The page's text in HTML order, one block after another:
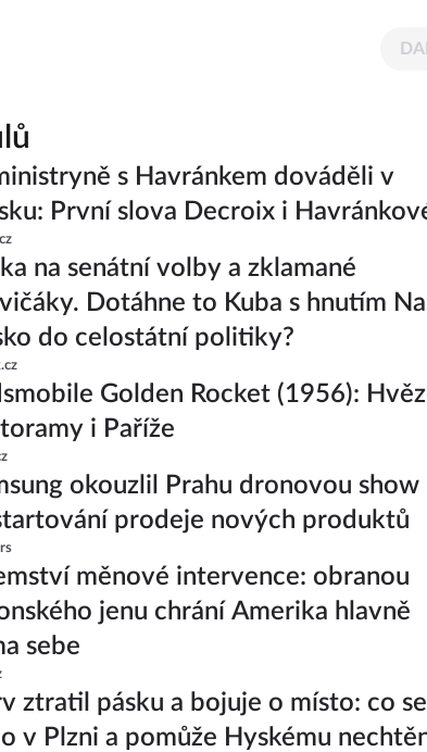
s Havránkem dováděli v
První slova Decroix i
na senátní volby a zklamané
Dotáhne to Kuba s hnutím
do celostátní politiky?
Golden Rocket (1956):
i Paříže
okouzlil Prahu dronovou show
prodeje nových produktů
měnové intervence: obranou
jenu chrání Amerika hlavně
sebe
ztratil pásku a bojuje o místo: co se
v Plzni a pomůže Hyskému